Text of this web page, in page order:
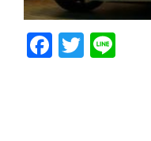
Facebook
Twitter